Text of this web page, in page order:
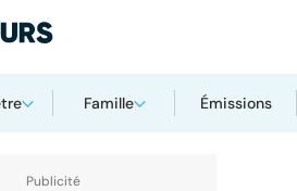
Famille Émissions